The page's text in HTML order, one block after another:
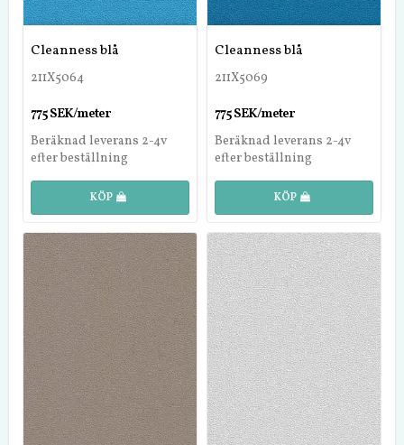
Cleanness blå
211X5064
775 SEK/meter
Beräknad leverans 2-4v
efter beställning
KÖP
Cleanness blå
211X5069
775 SEK/meter
Beräknad leverans 2-4v
efter beställning
KÖP